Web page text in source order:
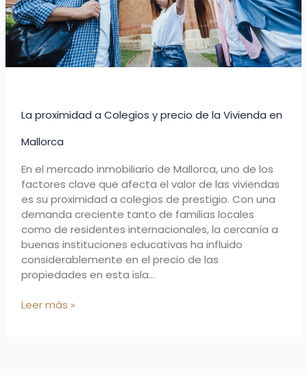
La proximidad a Colegios y precio de la Vivienda en
Mallorca
En el mercado inmobiliario de Mallorca, uno de los
factores clave que afecta el valor de las viviendas
es su proximidad a colegios de prestigio. Con una
demanda creciente tanto de familias locales
como de residentes internacionales, la cercanía a
buenas instituciones educativas ha influido
considerablemente en el precio de las
propiedades en esta isla…
en
Mallorca
Leer más »